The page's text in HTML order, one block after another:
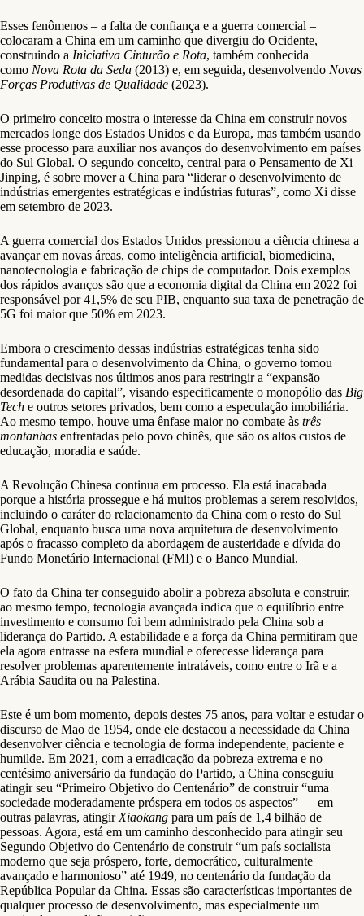
Esses fenômenos – a falta de confiança e a guerra comercial –
colocaram a China em um caminho que divergiu do Ocidente,
construindo a Iniciativa Cinturão e Rota, também conhecida
como Nova Rota da Seda (2013) e, em seguida, desenvolvendo Novas
Forças Produtivas de Qualidade (2023).
O primeiro conceito mostra o interesse da China em construir novos
mercados longe dos Estados Unidos e da Europa, mas também usando
esse processo para auxiliar nos avanços do desenvolvimento em países
do Sul Global. O segundo conceito, central para o Pensamento de Xi
Jinping, é sobre mover a China para “liderar o desenvolvimento de
indústrias emergentes estratégicas e indústrias futuras”, como Xi disse
em setembro de 2023.
A guerra comercial dos Estados Unidos pressionou a ciência chinesa a
avançar em novas áreas, como inteligência artificial, biomedicina,
nanotecnologia e fabricação de chips de computador. Dois exemplos
dos rápidos avanços são que a economia digital da China em 2022 foi
responsável por 41,5% de seu PIB, enquanto sua taxa de penetração de
5G foi maior que 50% em 2023.
Embora o crescimento dessas indústrias estratégicas tenha sido
fundamental para o desenvolvimento da China, o governo tomou
medidas decisivas nos últimos anos para restringir a “expansão
desordenada do capital”, visando especificamente o monopólio das Big
Tech e outros setores privados, bem como a especulação imobiliária.
Ao mesmo tempo, houve uma ênfase maior no combate às três
montanhas enfrentadas pelo povo chinês, que são os altos custos de
educação, moradia e saúde.
A Revolução Chinesa continua em processo. Ela está inacabada
porque a história prossegue e há muitos problemas a serem resolvidos,
incluindo o caráter do relacionamento da China com o resto do Sul
Global, enquanto busca uma nova arquitetura de desenvolvimento
após o fracasso completo da abordagem de austeridade e dívida do
Fundo Monetário Internacional (FMI) e o Banco Mundial.
O fato da China ter conseguido abolir a pobreza absoluta e construir,
ao mesmo tempo, tecnologia avançada indica que o equilíbrio entre
investimento e consumo foi bem administrado pela China sob a
liderança do Partido. A estabilidade e a força da China permitiram que
ela agora entrasse na esfera mundial e oferecesse liderança para
resolver problemas aparentemente intratáveis, como entre o Irã e a
Arábia Saudita ou na Palestina.
Este é um bom momento, depois destes 75 anos, para voltar e estudar o
discurso de Mao de 1954, onde ele destacou a necessidade da China
desenvolver ciência e tecnologia de forma independente, paciente e
humilde. Em 2021, com a erradicação da pobreza extrema e no
centésimo aniversário da fundação do Partido, a China conseguiu
atingir seu “Primeiro Objetivo do Centenário” de construir “uma
sociedade moderadamente próspera em todos os aspectos” — em
outras palavras, atingir Xiaokang para um país de 1,4 bilhão de
pessoas. Agora, está em um caminho desconhecido para atingir seu
Segundo Objetivo do Centenário de construir “um país socialista
moderno que seja próspero, forte, democrático, culturalmente
avançado e harmonioso” até 1949, no centenário da fundação da
República Popular da China. Essas são características importantes de
qualquer processo de desenvolvimento, mas especialmente um